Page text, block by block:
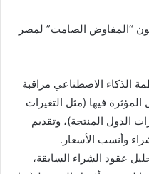
“المفاوض الصامت” لمصر
الذكاء الاصطناعي مراقبة
المؤثرة فيها (مثل التغيرات
الدول المنتجة)، وتقديم
وأنسب الأسعار.
عقود الشراء السابقة،